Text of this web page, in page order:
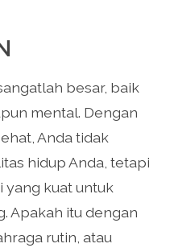
besar, baik
mental. Dengan
Anda tidak
hidup Anda, tetapi
yang kuat untuk
Apakah itu dengan
rutin, atau